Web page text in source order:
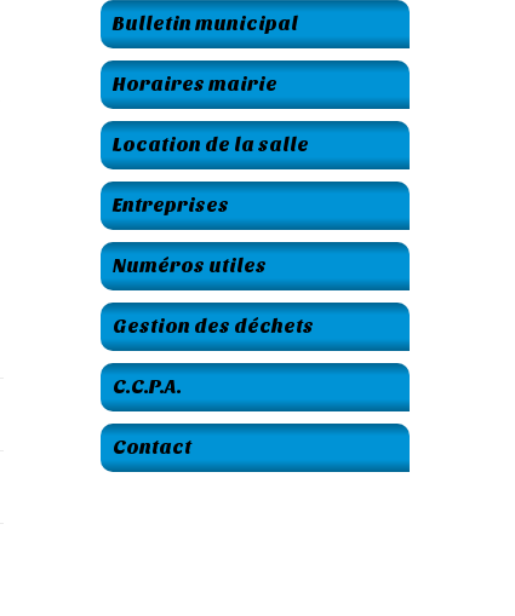
Bulletin municipal
Horaires mairie
Location de la salle
Entreprises
Numéros utiles
Gestion des déchets
C.C.P.A.
Contact